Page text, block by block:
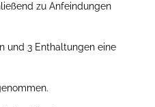
zu Anfeindungen
und 3 Enthaltungen eine